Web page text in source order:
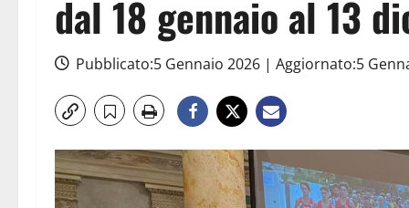
dal 18 gennaio al 13
Pubblicato:5 Gennaio 2026 | Aggiornato:5